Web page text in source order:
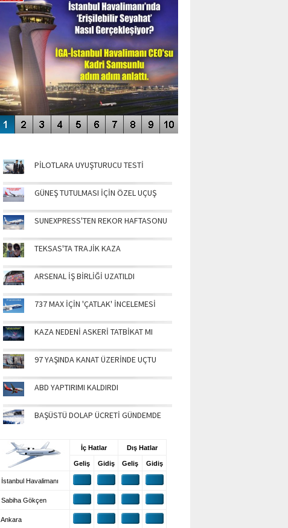
PİLOTLARA UYUŞTURUCU TESTİ
GÜNEŞ TUTULMASI İÇİN ÖZEL UÇUŞ
SUNEXPRESS'TEN REKOR HAFTASONU
TEKSAS'TA TRAJİK KAZA
ARSENAL İŞ BİRLİĞİ UZATILDI
737 MAX İÇİN 'ÇATLAK' İNCELEMESİ
KAZA NEDENİ ASKERİ TATBİKAT MI
97 YAŞINDA KANAT ÜZERİNDE UÇTU
ABD YAPTIRIMI KALDIRDI
BAŞÜSTÜ DOLAP ÜCRETİ GÜNDEMDE
İç Hatlar Dış Hatlar
Geliş Gidiş Geliş Gidiş
İstanbul Havalimanı
Sabiha Gökçen
Ankara